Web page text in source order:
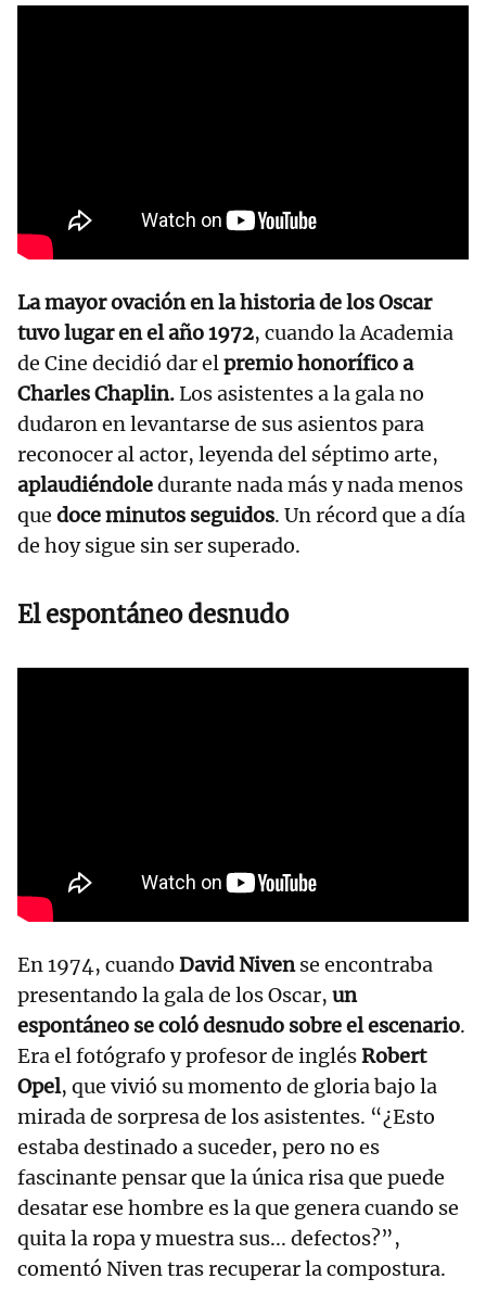
La mayor ovación en la historia de los Oscar
tuvo lugar en el año 1972, cuando la Academia
de Cine decidió dar elpremio honorífico a
Charles Chaplin.Los asistentes a la gala no
dudaron en levantarse de sus asientos para
reconocer al actor, leyenda del séptimo arte,
aplaudiéndoledurante nada más y nada menos
que doce minutos seguidos. Un récord que a día
de hoy sigue sin ser superado.
El espontáneo desnudo
En 1974, cuando David Nivense encontraba
presentando la gala de los Oscar, un
espontáneo se coló desnudo sobre el escenario.
Era el fotógrafo y profesor de inglésRobert
Opel, que vivió su momento de gloria bajo la
mirada de sorpresa de los asistentes. “¿Esto
estaba destinado a suceder, pero no es
fascinante pensar que la única risa que puede
desatar ese hombre es la que genera cuando se
quita la ropa y muestra sus... defectos?”,
comentó Niven tras recuperar la compostura.